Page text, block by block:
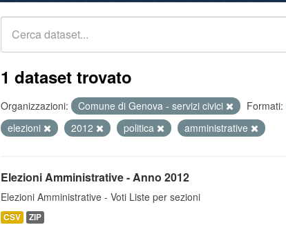
1 dataset trovato
Organizzazioni: Comune di Genova - servizi civici Formati:
elezioni
2012 politica amministrative
Elezioni Amministrative - Anno 2012
Elezioni Amministrative - Voti Liste per sezioni
CSV ZIP